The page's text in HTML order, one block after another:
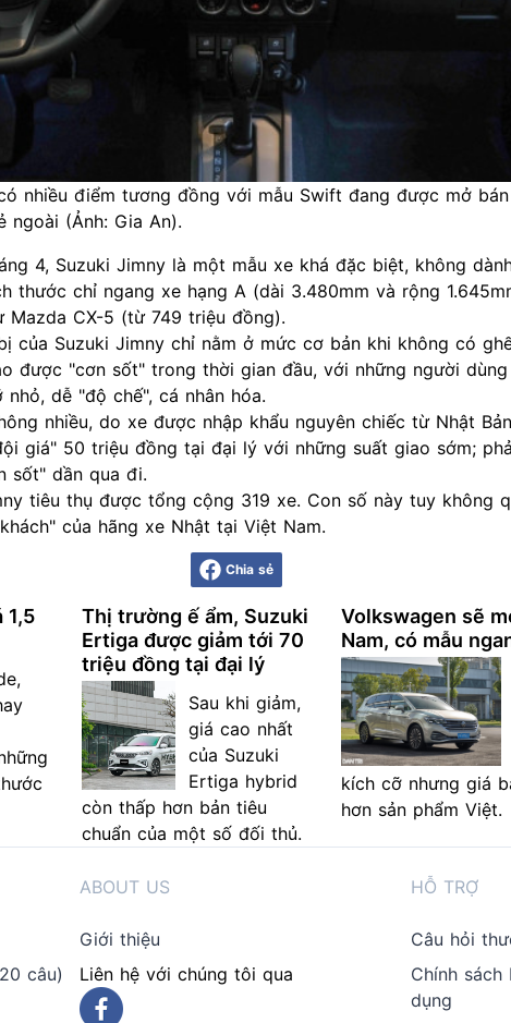
nhiều điểm tương đồng với mẫu Swift đang được mở
ngoài (Ảnh: Gia An).
4, Suzuki Jimny là một mẫu xe khá đặc biệt, không
thước chỉ ngang xe hạng A (dài 3.480mm và rộng
Mazda CX-5 (từ 749 triệu đồng).
của Suzuki Jimny chỉ nằm ở mức cơ bản khi không có
được "cơn sốt" trong thời gian đầu, với những người
dễ "độ chế", cá nhân hóa.
nhiều, do xe được nhập khẩu nguyên chiếc từ Nhật
giá" 50 triệu đồng tại đại lý với những suất giao sớm;
sốt" dần qua đi.
tiêu thụ được tổng cộng 319 xe. Con số này tuy không
của hãng xe Nhật tại Việt Nam.
Chia sẻ
1,5
Thị trường ế ẩm, Suzuki
Ertiga được giảm tới 70
triệu đồng tại đại lý
Sau khi giảm,
giá cao nhất
của Suzuki
Ertiga hybrid
còn thấp hơn bản tiêu
chuẩn của một số đối thủ.
Volkswagen sẽ
Nam, có mẫu
kích cỡ nhưng giá
hơn sản phẩm Việt.
câu)
ABOUT US
Giới thiệu
Liên hệ với chúng tôi qua
HỖ TRỢ
Câu hỏi
Chính
dụng